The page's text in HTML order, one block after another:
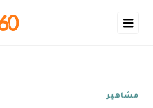
مشاهير